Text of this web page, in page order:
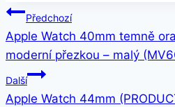
Navigace
pro
příspěvek
Předchozí
Apple Watch 40mm temně
moderní přezkou – malý
Další
Apple Watch 44mm